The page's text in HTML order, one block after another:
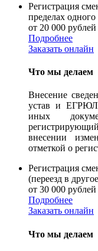
Регистрация
пределах
от 20 000 рублей
Подробнее
Заказать онлайн
Что мы делаем
Внесение
устав и ЕГРЮЛ:
иных
внесении
отметкой о
Регистрация
(переезд в
от 30 000 рублей
Подробнее
Заказать онлайн
Что мы делаем